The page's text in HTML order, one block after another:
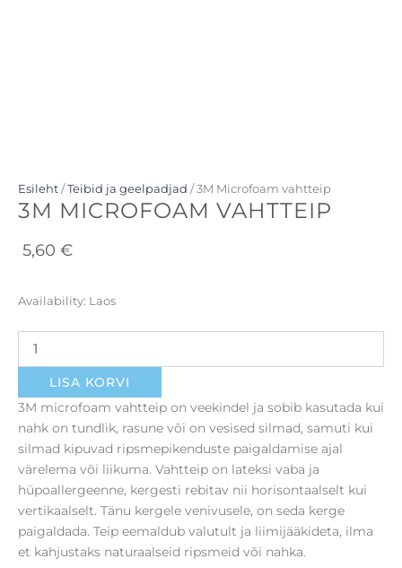
Esileht /Teibid ja geelpadjad / 3M Microfoam vahtteip
3M MICROFOAM VAHTTEIP
5,60 €
Availability: Laos
3M
vahtteip
kogus
LISA KORVI
3M microfoam vahtteip on veekindel ja sobib kasutada kui
nahk on tundlik, rasune või on vesised silmad, samuti kui
silmad kipuvad ripsmepikenduste paigaldamise ajal
värelema või liikuma. Vahtteip on lateksi vaba ja
hüpoallergeenne, kergesti rebitav nii horisontaalselt kui
vertikaalselt. Tänu kergele venivusele, on seda kerge
paigaldada. Teip eemaldub valutult ja liimijääkideta, ilma
et kahjustaks naturaalseid ripsmeid või nahka.